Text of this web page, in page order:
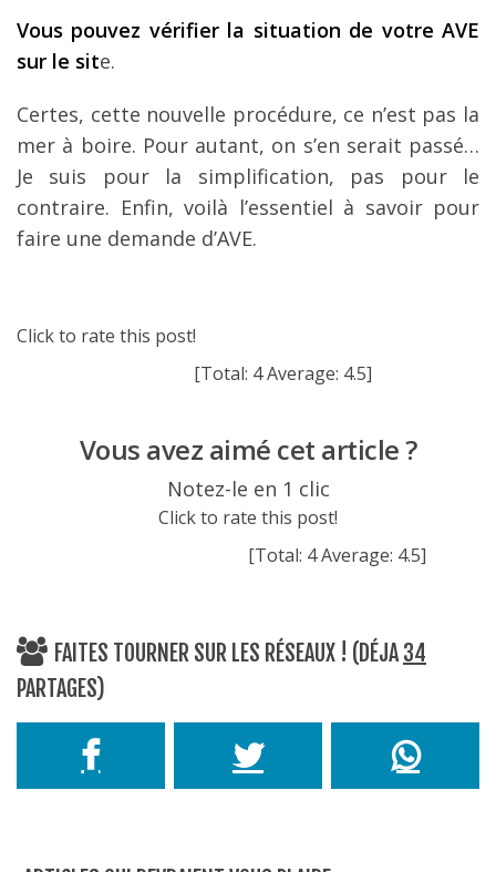
Vous pouvez vérifier la situation de votre AVE
sur le site.
Certes, cette nouvelle procédure, ce n’est pas la
mer à boire. Pour autant, on s’en serait passé…
Je suis pour la simplification, pas pour le
contraire. Enfin, voilà l’essentiel à savoir pour
faire une demande d’AVE.
Click to rate this post!
[Total: 4Average: 4.5]
Vous avez aimé cet article ?
Notez-le en 1 clic
Click to rate this post!
[Total: 4Average: 4.5]
FAITES TOURNER SUR LES RÉSEAUX ! (DÉJA 34
PARTAGES)